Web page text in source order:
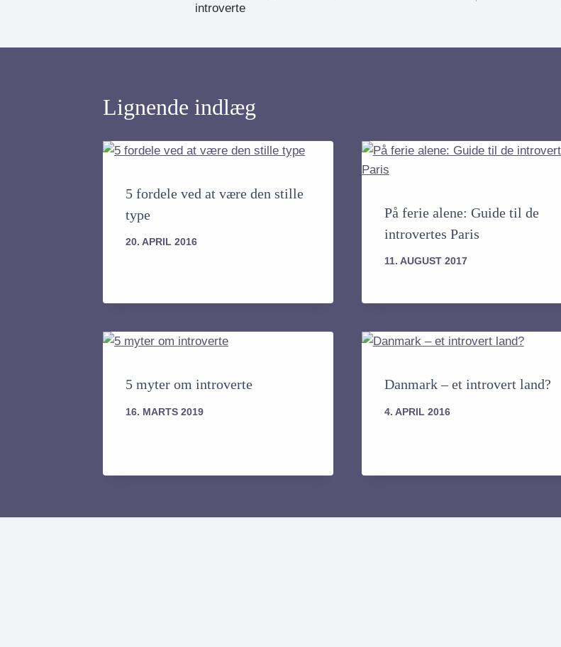
introverte
Lignende indlæg
5 fordele ved at være den stille
type
20. APRIL 2016
På ferie alene: Guide til de
introvertes Paris
11. AUGUST 2017
5 myter om introverte
16. MARTS 2019
Danmark – et introvert land?
4. APRIL 2016